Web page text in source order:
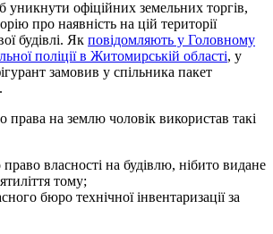
уникнути офіційних земельних торгів,
про наявність на цій території
будівлі. Як повідомляють у Головному
поліції в Житомирській області, у
замовив у спільника пакет
права на землю чоловік використав такі
право власності на будівлю, нібито видане
тому;
бюро технічної інвентаризації за